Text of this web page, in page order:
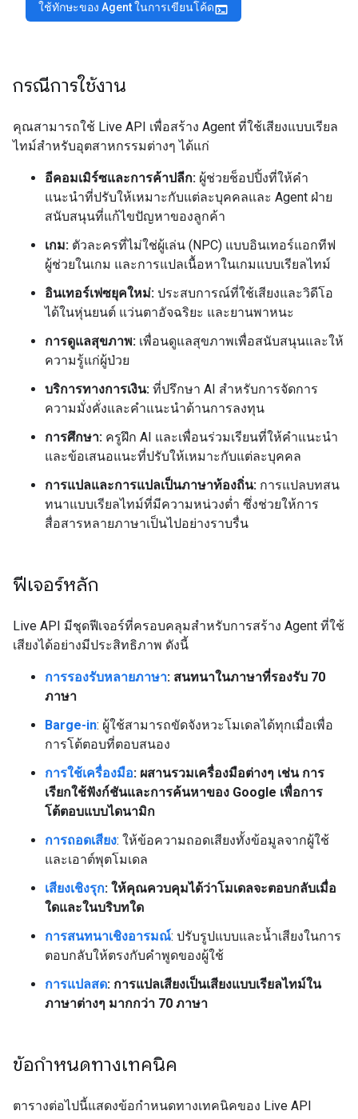
ใช้ทักษะของ Agent ในการเขียนโค้ดterminal
กรณีการใช้งาน
คุณสามารถใช้ Live API เพื่อสร้าง Agent ที่ใช้เสียงแบบเรียล
ไทม์สำหรับอุตสาหกรรมต่างๆ ได้แก่
อีคอมเมิร์ซและการค้าปลีก: ผู้ช่วยช็อปปิ้งที่ให้คำ
แนะนำที่ปรับให้เหมาะกับแต่ละบุคคลและ Agent ฝ่าย
สนับสนุนที่แก้ไขปัญหาของลูกค้า
เกม: ตัวละครที่ไม่ใช่ผู้เล่น (NPC) แบบอินเทอร์แอกทีฟ
ผู้ช่วยในเกม และการแปลเนื้อหาในเกมแบบเรียลไทม์
อินเทอร์เฟซยุคใหม่: ประสบการณ์ที่ใช้เสียงและวิดีโอ
ได้ในหุ่นยนต์ แว่นตาอัจฉริยะ และยานพาหนะ
การดูแลสุขภาพ: เพื่อนดูแลสุขภาพเพื่อสนับสนุนและให้
ความรู้แก่ผู้ป่วย
บริการทางการเงิน: ที่ปรึกษา AI สำหรับการจัดการ
ความมั่งคั่งและคำแนะนำด้านการลงทุน
การศึกษา: ครูฝึก AI และเพื่อนร่วมเรียนที่ให้คำแนะนำ
และข้อเสนอแนะที่ปรับให้เหมาะกับแต่ละบุคคล
การแปลและการแปลเป็นภาษาท้องถิ่น: การแปลบทสน
ทนาแบบเรียลไทม์ที่มีความหน่วงต่ำ ซึ่งช่วยให้การ
สื่อสารหลายภาษาเป็นไปอย่างราบรื่น
ฟีเจอร์หลัก
Live API มีชุดฟีเจอร์ที่ครอบคลุมสำหรับการสร้าง Agent ที่ใช้
เสียงได้อย่างมีประสิทธิภาพ ดังนี้
การรองรับหลายภาษา: สนทนาในภาษาที่รองรับ 70
ภาษา
Barge-in: ผู้ใช้สามารถขัดจังหวะโมเดลได้ทุกเมื่อเพื่อ
การโต้ตอบที่ตอบสนอง
การใช้เครื่องมือ: ผสานรวมเครื่องมือต่างๆ เช่น การ
เรียกใช้ฟังก์ชันและการค้นหาของ Google เพื่อการ
โต้ตอบแบบไดนามิก
การถอดเสียง: ให้ข้อความถอดเสียงทั้งข้อมูลจากผู้ใช้
และเอาต์พุตโมเดล
เสียงเชิงรุก: ให้คุณควบคุมได้ว่าโมเดลจะตอบกลับเมื่อ
ใดและในบริบทใด
การสนทนาเชิงอารมณ์: ปรับรูปแบบและน้ำเสียงในการ
ตอบกลับให้ตรงกับคำพูดของผู้ใช้
การแปลสด: การแปลเสียงเป็นเสียงแบบเรียลไทม์ใน
ภาษาต่างๆ มากกว่า 70 ภาษา
ข้อกำหนดทางเทคนิค
ตารางต่อไปนี้แสดงข้อกำหนดทางเทคนิคของ Live API